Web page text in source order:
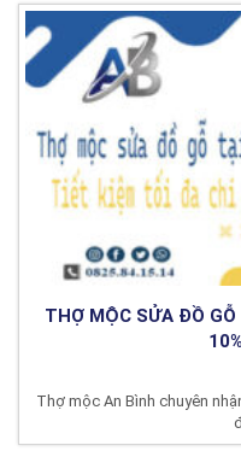
THỢ MỘC SỬA ĐỒ
Thợ mộc An Bình chuyên